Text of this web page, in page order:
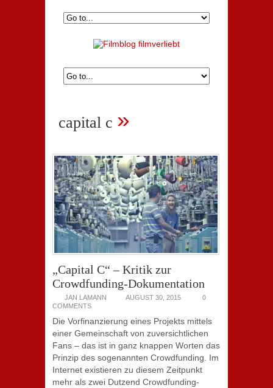
capital c »
„Capital C“ – Kritik zur
Crowdfunding-Dokumentation
JAN LAMANN AUGUST 30, 2015
0
COMMENTS
Die Vorfinanzierung eines Projekts mittels
einer Gemeinschaft von zuversichtlichen
Fans – das ist in ganz knappen Worten das
Prinzip des sogenannten Crowdfunding. Im
Internet existieren zu diesem Zeitpunkt
mehr als zwei Dutzend Crowdfunding-